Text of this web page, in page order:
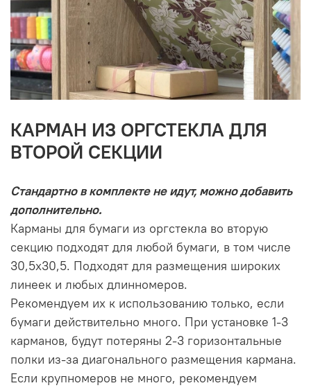
КАРМАН ИЗ ОРГСТЕКЛА ДЛЯ
ВТОРОЙ СЕКЦИИ
Стандартно в комплекте не идут, можно добавить
дополнительно.
Карманы для бумаги из оргстекла во вторую
секцию подходят для любой бумаги, в том числе
30,5х30,5. Подходят для размещения широких
линеек и любых длинномеров.
Рекомендуем их к использованию только, если
бумаги действительно много. При установке 1-3
карманов, будут потеряны 2-3 горизонтальные
полки из-за диагонального размещения кармана.
Если крупномеров не много, рекомендуем